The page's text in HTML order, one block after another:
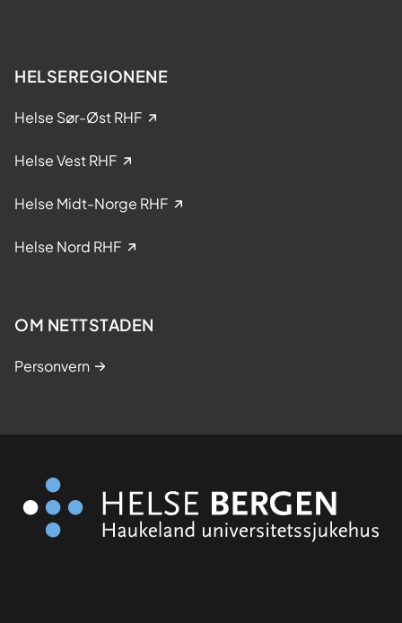
HELSEREGIONENE
Helse Sør-Øst RHF
Helse Vest RHF
Helse Midt-Norge RHF
Helse Nord RHF
OM NETTSTADEN
Personvern